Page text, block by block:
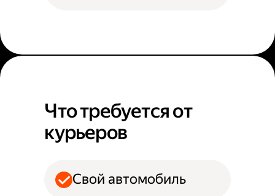
Что требуется от
курьеров
Свой автомобиль